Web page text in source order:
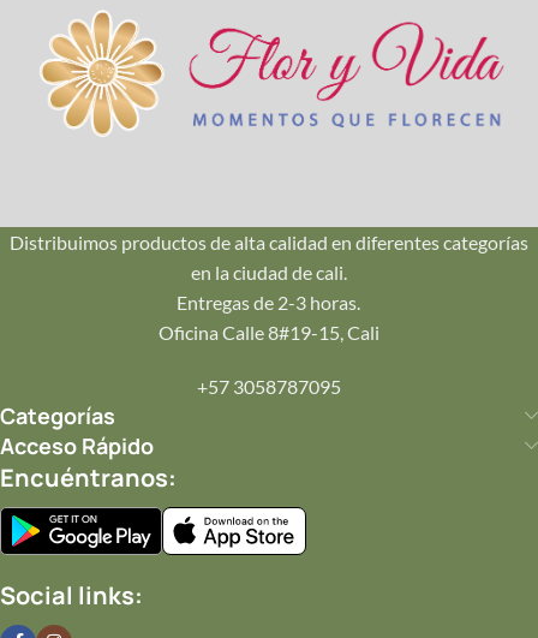
🚚
Envío en Cali
💌
Tu Mensaje
Incluye una tarjeta personalizada con tu mensaje impreso
Completa tu Regalo
Distribuimos productos de alta calidad en diferentes categorías
en la ciudad de cali.
Entregas de 2-3 horas.
Oficina Calle 8#19-15, Cali
+57 3058787095
Categorías
Acceso Rápido
Encuéntranos:
Social links: